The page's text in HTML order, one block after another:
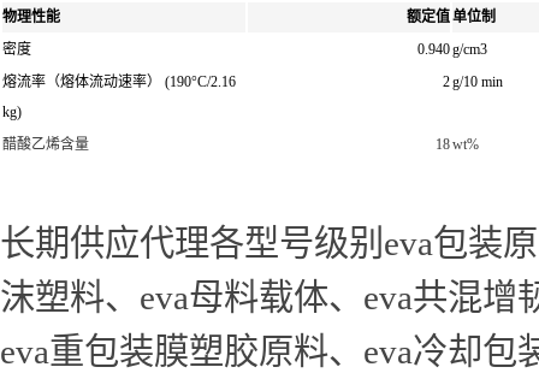
物理性能 额定值单位制
密度
0.940g/cm3
熔流率（熔体流动速率） (190°C/2.16
kg)
2g/10 min
醋酸乙烯含量 18wt%
长期供应代理各型号级别eva包装
沫塑料、eva母料载体、eva共混
eva重包装膜塑胶原料、eva冷却